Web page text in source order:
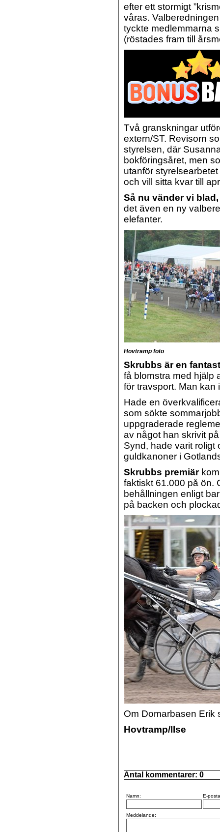
efter ett stormigt
våras.
tyckte medlemmarna
(röstades fram till
Två granskningar
extern/ST. Revisorn
styrelsen, där
bokföringsåret, men
utanför
och vill sitta kvar till
Så nu vänder vi
det även en ny
elefanter.
Hovtramp foto
Skrubbs är en
få blomstra med hjälp
för travsport. Man kan
Hade en
som sökte
uppgraderade
av något han skrivit
Synd, hade varit
guldkanoner i
Skrubbs premiärkom
faktiskt 61.000 på ön.
behållningen enligt
på backen och
Om Domarbasen Erik
Hovtramp/Ilse
Antal kommentarer: 0
Namn: E-
Meddelande: